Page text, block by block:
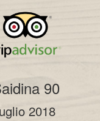
90
2018